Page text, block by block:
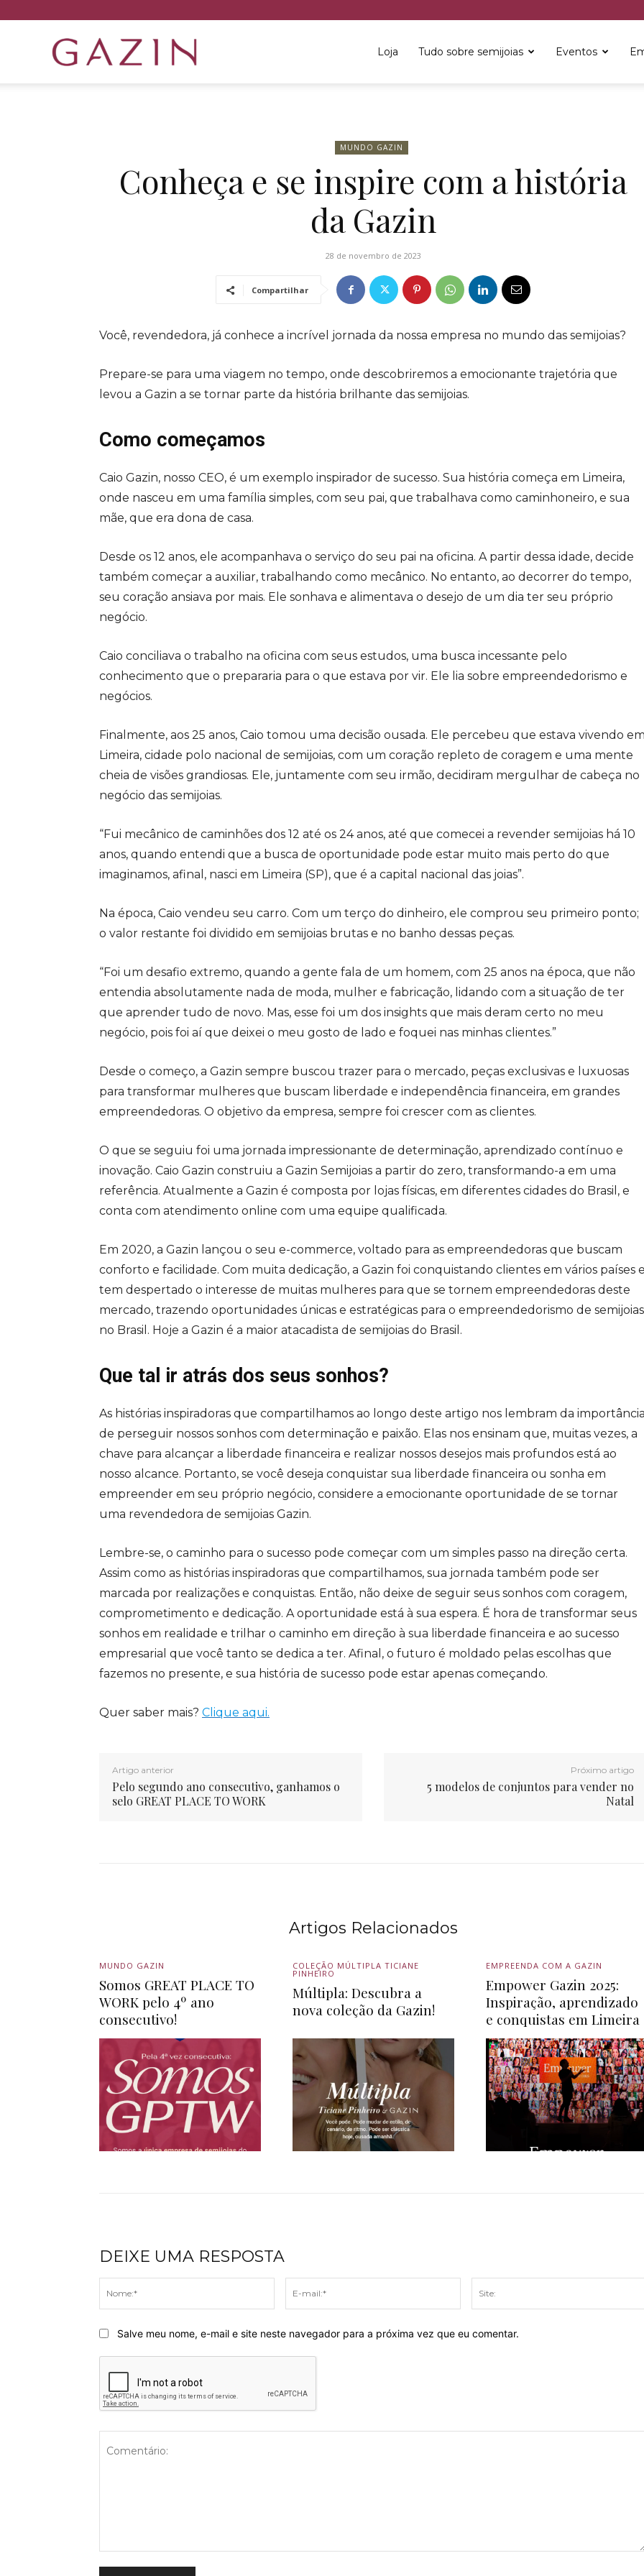
Loja Tudo sobre semijoias Eventos
MUNDO GAZIN
Conheça e se inspire com a história
da Gazin
28 de novembro de 2023
Compartilhar
Você, revendedora, já conhece a incrível jornada da nossa empresa no mundo das semijoias?
Prepare-se para uma viagem no tempo, onde descobriremos a emocionante trajetória que
levou a Gazin a se tornar parte da história brilhante das semijoias.
Como começamos
Caio Gazin, nosso CEO, é um exemplo inspirador de sucesso. Sua história começa em Limeira,
onde nasceu em uma família simples, com seu pai, que trabalhava como caminhoneiro, e sua
mãe, que era dona de casa.
Desde os 12 anos, ele acompanhava o serviço do seu pai na oficina. A partir dessa idade, decide
também começar a auxiliar, trabalhando como mecânico. No entanto, ao decorrer do tempo,
seu coração ansiava por mais. Ele sonhava e alimentava o desejo de um dia ter seu próprio
negócio.
Caio conciliava o trabalho na oficina com seus estudos, uma busca incessante pelo
conhecimento que o prepararia para o que estava por vir. Ele lia sobre empreendedorismo e
negócios.
Finalmente, aos 25 anos, Caio tomou uma decisão ousada. Ele percebeu que estava vivendo em
Limeira, cidade polo nacional de semijoias, com um coração repleto de coragem e uma mente
cheia de visões grandiosas. Ele, juntamente com seu irmão, decidiram mergulhar de cabeça no
negócio das semijoias.
“Fui mecânico de caminhões dos 12 até os 24 anos, até que comecei a revender semijoias há 10
anos, quando entendi que a busca de oportunidade pode estar muito mais perto do que
imaginamos, afinal, nasci em Limeira (SP), que é a capital nacional das joias”.
Na época, Caio vendeu seu carro. Com um terço do dinheiro, ele comprou seu primeiro ponto;
o valor restante foi dividido em semijoias brutas e no banho dessas peças.
“Foi um desafio extremo, quando a gente fala de um homem, com 25 anos na época, que não
entendia absolutamente nada de moda, mulher e fabricação, lidando com a situação de ter
que aprender tudo de novo. Mas, esse foi um dos insights que mais deram certo no meu
negócio, pois foi aí que deixei o meu gosto de lado e foquei nas minhas clientes.”
Desde o começo, a Gazin sempre buscou trazer para o mercado, peças exclusivas e luxuosas
para transformar mulheres que buscam liberdade e independência financeira, em grandes
empreendedoras. O objetivo da empresa, sempre foi crescer com as clientes.
O que se seguiu foi uma jornada impressionante de determinação, aprendizado contínuo e
inovação. Caio Gazin construiu a Gazin Semijoias a partir do zero, transformando-a em uma
referência. Atualmente a Gazin é composta por lojas físicas, em diferentes cidades do Brasil, e
conta com atendimento online com uma equipe qualificada.
Em 2020, a Gazin lançou o seu e-commerce, voltado para as empreendedoras que buscam
conforto e facilidade. Com muita dedicação, a Gazin foi conquistando clientes em vários países e
tem despertado o interesse de muitas mulheres para que se tornem empreendedoras deste
mercado, trazendo oportunidades únicas e estratégicas para o empreendedorismo de semijoias
no Brasil. Hoje a Gazin é a maior atacadista de semijoias do Brasil.
Que tal ir atrás dos seus sonhos?
As histórias inspiradoras que compartilhamos ao longo deste artigo nos lembram da importância
de perseguir nossos sonhos com determinação e paixão. Elas nos ensinam que, muitas vezes, a
chave para alcançar a liberdade financeira e realizar nossos desejos mais profundos está ao
nosso alcance. Portanto, se você deseja conquistar sua liberdade financeira ou sonha em
empreender em seu próprio negócio, considere a emocionante oportunidade de se tornar
uma revendedora de semijoias Gazin.
Lembre-se, o caminho para o sucesso pode começar com um simples passo na direção certa.
Assim como as histórias inspiradoras que compartilhamos, sua jornada também pode ser
marcada por realizações e conquistas. Então, não deixe de seguir seus sonhos com coragem,
comprometimento e dedicação. A oportunidade está à sua espera. É hora de transformar seus
sonhos em realidade e trilhar o caminho em direção à sua liberdade financeira e ao sucesso
empresarial que você tanto se dedica a ter. Afinal, o futuro é moldado pelas escolhas que
fazemos no presente, e sua história de sucesso pode estar apenas começando.
Quer saber mais? Clique aqui.
Artigo anterior
Pelo segundo ano consecutivo, ganhamos o
selo GREAT PLACE TO WORK
Próximo artigo
5 modelos de conjuntos para vender no
Natal
Artigos Relacionados
MUNDO GAZIN
Somos GREAT PLACE TO
WORK pelo 4º ano
consecutivo!
COLEÇÃO MÚLTIPLA TICIANE
PINHEIRO
Múltipla: Descubra a
nova coleção da Gazin!
EMPREENDA COM A GAZIN
Empower Gazin 2025:
Inspiração, aprendizado
e conquistas em Limeira
DEIXE UMA RESPOSTA
mail:*
Salve meu nome, e-mail e site neste navegador para a próxima vez que eu comentar.